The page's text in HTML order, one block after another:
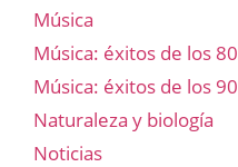
Música
Música: éxitos de los 80
Música: éxitos de los 90
Naturaleza y biología
Noticias